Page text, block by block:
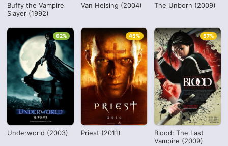
Buffy the Vampire
Slayer (1992)
Van Helsing (2004) The Unborn (2009)
Underworld (2003)
62%
Priest (2011)
45%
Blood: The Last
Vampire (2009)
57%